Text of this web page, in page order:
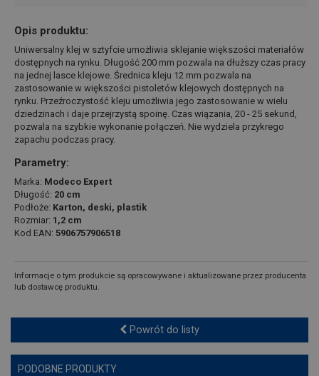
Opis produktu:
Uniwersalny klej w sztyfcie umożliwia sklejanie większości materiałów
dostępnych na rynku. Długość 200 mm pozwala na dłuższy czas pracy
na jednej lasce klejowe. Średnica kleju 12 mm pozwala na
zastosowanie w większości pistoletów klejowych dostępnych na
rynku. Przeźroczystość kleju umożliwia jego zastosowanie w wielu
dziedzinach i daje przejrzystą spoinę. Czas wiązania, 20 - 25 sekund,
pozwala na szybkie wykonanie połączeń. Nie wydziela przykrego
zapachu podczas pracy.
Parametry:
Marka: Modeco Expert
Długość: 20 cm
Podłoże: Karton, deski, plastik
Rozmiar: 1,2 cm
Kod EAN: 5906757906518
Informacje o tym produkcie są opracowywane i aktualizowane przez producenta
lub dostawcę produktu.
Powrót do listy
PODOBNE PRODUKTY